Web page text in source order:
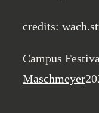
credits:
Campus
Maschmeyer